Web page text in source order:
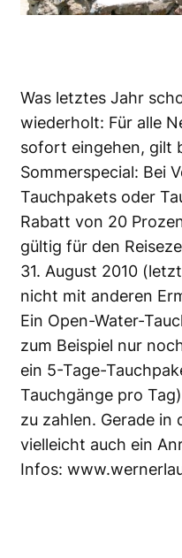
Was letztes Jahr
wiederholt: Für alle
sofort eingehen, gilt
Sommerspecial: Bei
Tauchpakets oder
Rabatt von 20
gültig für den
31. August 2010
nicht mit anderen
Ein Open-Water-
zum Beispiel nur
ein 5-Tage-
Tauchgänge pro
zu zahlen. Gerade in
vielleicht auch ein
Infos: